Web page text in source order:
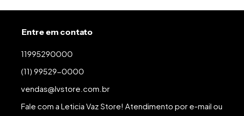
Entre em contato
11995290000
(11) 99529-0000
vendas@lvstore.com.br
Fale com a Leticia Vaz Store! Atendimento por e-mail ou